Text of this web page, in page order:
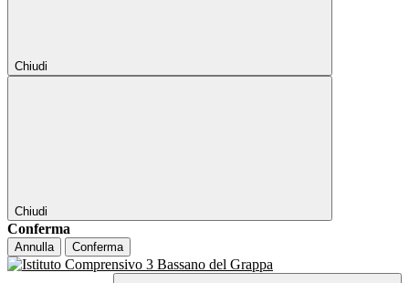
Chiudi
Chiudi
Conferma
Annulla Conferma